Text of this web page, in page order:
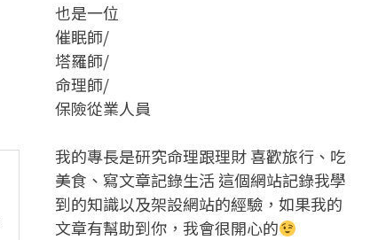
也是一位
催眠師/
塔羅師/
命理師/
保險從業人員
我的專長是研究命理跟理財 喜歡旅行、吃
美食、寫文章記錄生活 這個網站記錄我學
到的知識以及架設網站的經驗，如果我的
文章有幫助到你，我會很開心的